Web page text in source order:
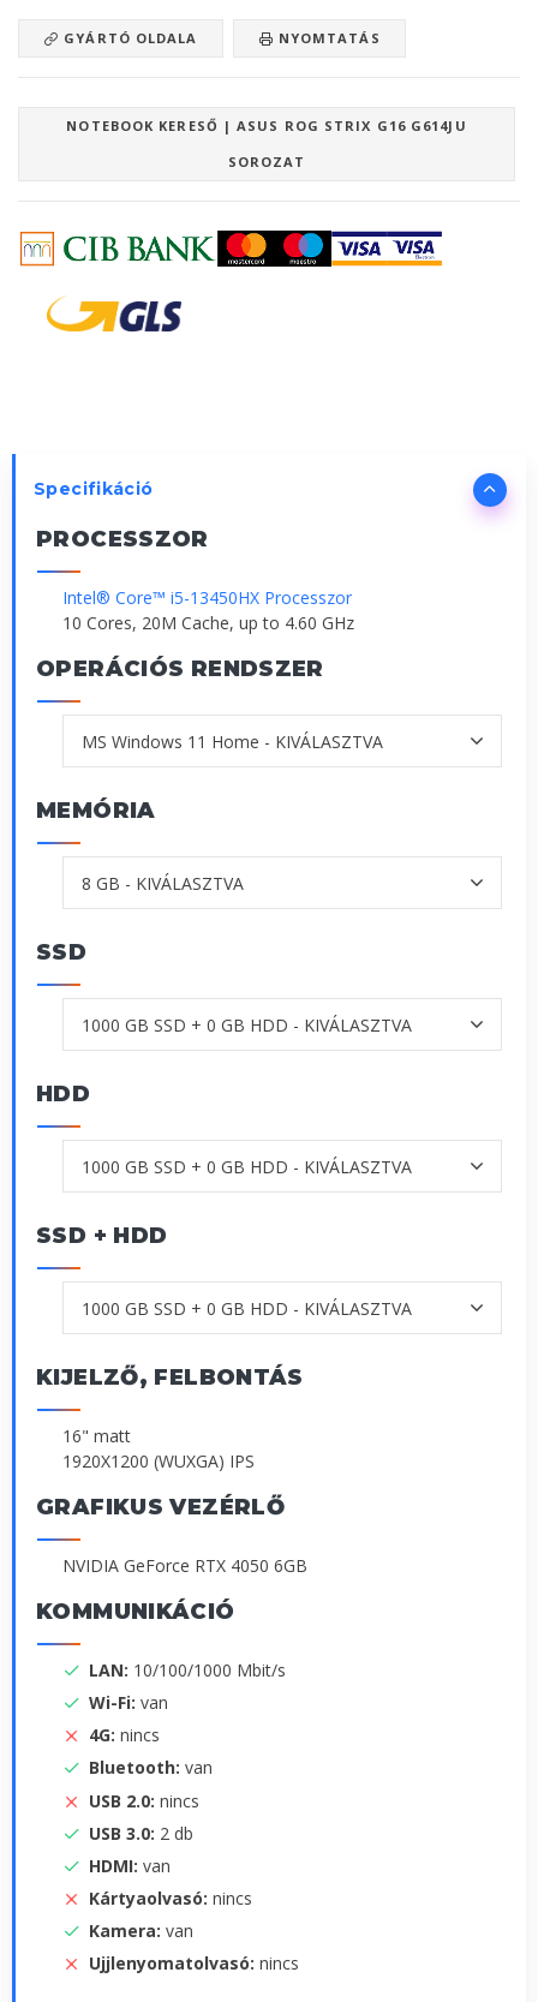
GYÁRTÓ OLDALA NYOMTATÁS
NOTEBOOK KERESŐ | ASUS ROG STRIX G16 G614JU
SOROZAT
Specifikáció
PROCESSZOR
Intel® Core™ i5-13450HX Processzor
10 Cores, 20M Cache, up to 4.60 GHz
OPERÁCIÓS RENDSZER
MEMÓRIA
SSD
HDD
SSD + HDD
KIJELZŐ, FELBONTÁS
16" matt
1920X1200 (WUXGA) IPS
GRAFIKUS VEZÉRLŐ
NVIDIA GeForce RTX 4050 6GB
KOMMUNIKÁCIÓ
LAN: 10/100/1000 Mbit/s
Wi-Fi: van
4G: nincs
Bluetooth: van
USB 2.0: nincs
USB 3.0: 2 db
HDMI: van
Kártyaolvasó: nincs
Kamera: van
Ujjlenyomatolvasó: nincs